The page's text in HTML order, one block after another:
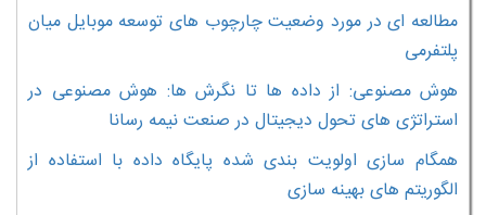
مطالعه ای در مورد وضعیت چارچوب های توسعه موبایل میان
پلتفرمی
هوش مصنوعی: از داده ها تا نگرش ها: هوش مصنوعی در
استراتژی های تحول دیجیتال در صنعت نیمه رسانا
همگام سازی اولویت بندی شده پایگاه داده با استفاده از
الگوریتم های بهینه سازی